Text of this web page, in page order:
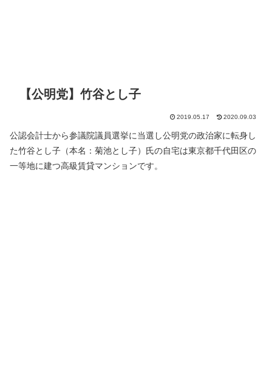
【公明党】竹谷とし子
2019.05.17 2020.09.03
公認会計士から参議院議員選挙に当選し公明党の政治家に転身し
た竹谷とし子（本名：菊池とし子）氏の自宅は東京都千代田区の
一等地に建つ高級賃貸マンションです。